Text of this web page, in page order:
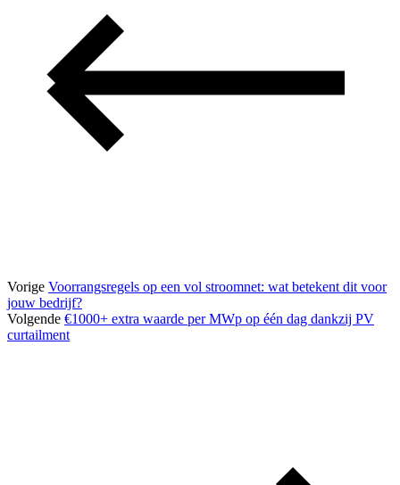
Vorige Voorrangsregels op een vol stroomnet: wat betekent dit voor
jouw bedrijf?
Volgende €1000+ extra waarde per MWp op één dag dankzij PV
curtailment